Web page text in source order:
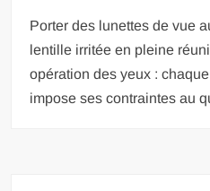
Porter des lunettes de vue
lentille irritée en pleine
opération des yeux :
impose ses contraintes au